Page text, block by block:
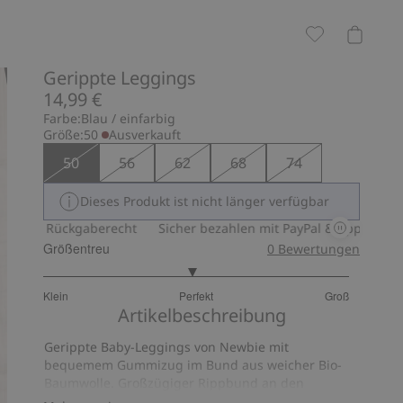
Gerippte Leggings
14,99 €
Farbe:Blau / einfarbig
Größe:50 Ausverkauft
50 56 62 68 74
Dieses Produkt ist nicht länger verfügbar
Rückgaberecht
Sicher bezahlen mit PayPal & Apple Pay
Größentreu
Klein Perfekt Groß
von
43
Bewertungen
0 Bewertungen
Artikelbeschreibung
Gerippte Baby-Leggings von Newbie mit
bequemem Gummizug im Bund aus weicher Bio-